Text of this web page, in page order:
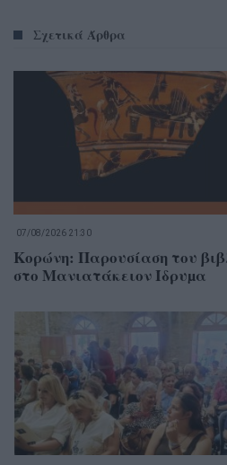
Σχετικά Άρθρα
07/08/2026 21:30
Κορώνη: Παρουσίαση του
στο Μανιατάκειον Ίδρυµα